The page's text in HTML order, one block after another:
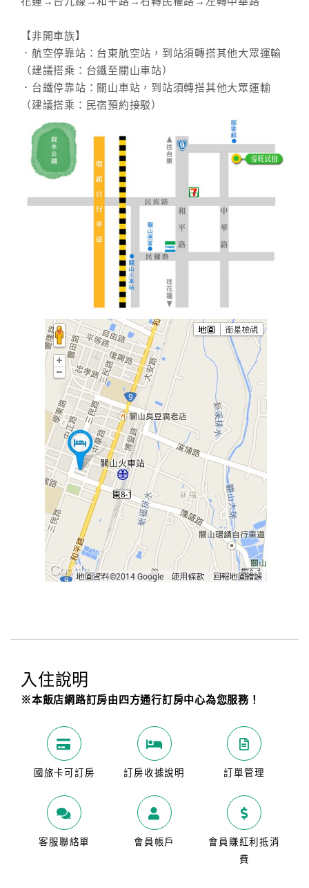
【非開車族】
．航空停靠站：台東航空站，到站須轉搭其他大眾運輸
（建議搭乘：台鐵至關山車站）
．台鐵停靠站：關山車站，到站須轉搭其他大眾運輸
（建議搭乘：民宿預約接駁）
入住說明
※本飯店網路訂房由四方通行訂房中心為您服務！
國旅卡可訂房 訂房收據說明 訂單管理
客服聯絡單 會員帳戶
會員賺紅利抵消
費